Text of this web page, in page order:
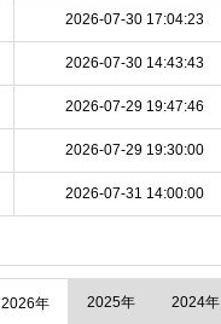
2026-07-30 17:04:23
2026-07-30 14:43:43
2026-07-29 19:47:46
2026-07-29 19:30:00
2026-07-31 14:00:00
2026年 2025年 2024年